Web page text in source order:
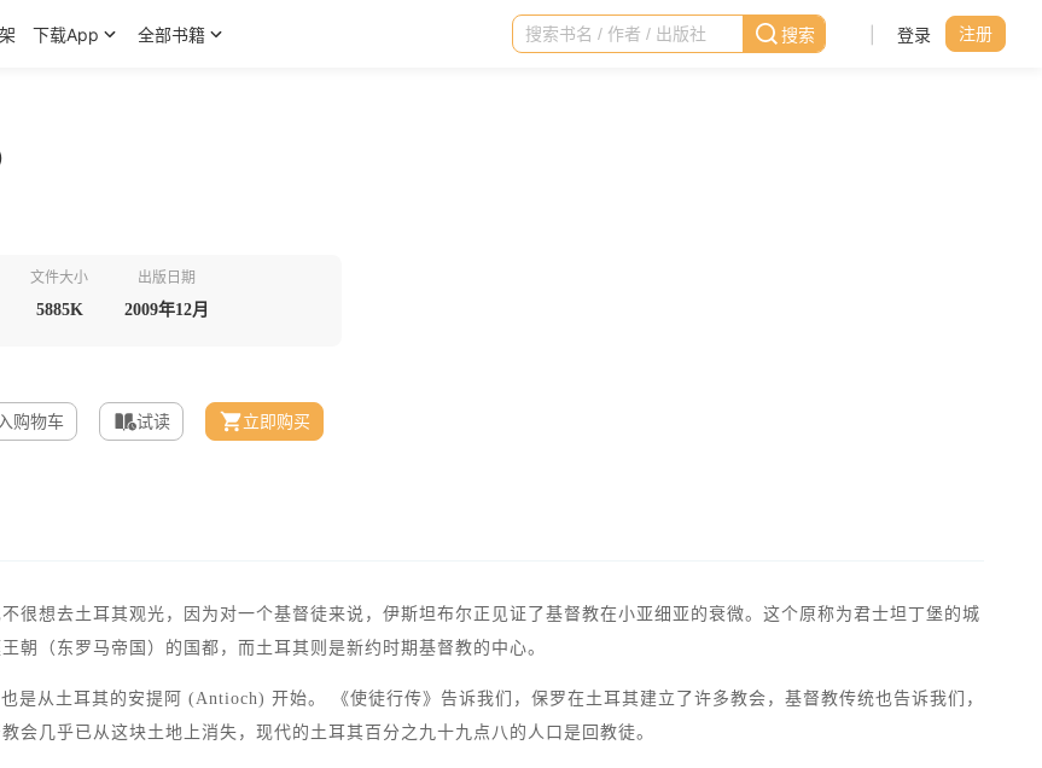
下载App 全部书籍 登录 注册
文件大小
5885K
出版日期
2009年12月
购物车 试读 立即购买
很想去土耳其观光，因为对一个基督徒来说，伊斯坦布尔正见证了基督教在小亚细亚的衰微。这个原称为君士坦丁堡的城
朝（东罗马帝国）的国都，而土耳其则是新约时期基督教的中心。
是从土耳其的安提阿 (Antioch) 开始。 《使徒行传》告诉我们，保罗在土耳其建立了许多教会，基督教传统也告诉我们，
会几乎已从这块土地上消失，现代的土耳其百分之九十九点八的人口是回教徒。